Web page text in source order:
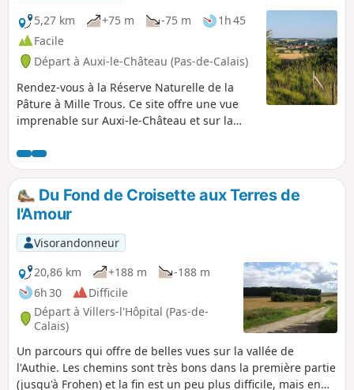
trouve les liens dans le commentaire de Denis.
5,27 km
+75 m -75 m
1h 45
Facile
Départ à Auxi-le-Château (Pas-de-Calais)
Rendez-vous à la Réserve Naturelle de la
Pâture à Mille Trous. Ce site offre une vue
imprenable sur Auxi-le-Château et sur la
un bon bol d'air. Prévoyez de bonnes
chaussures!
Du Fond de Croisette aux Terres de
l'Amour
Visorandonneur
20,86 km
+188 m
-188 m
6h 30
Difficile
Départ à Villers-l'Hôpital (Pas-de-
Calais)
Un parcours qui offre de belles vues sur la vallée de
l'Authie. Les chemins sont très bons dans la première partie
(jusqu'à Frohen) et la fin est un peu plus difficile, mais en